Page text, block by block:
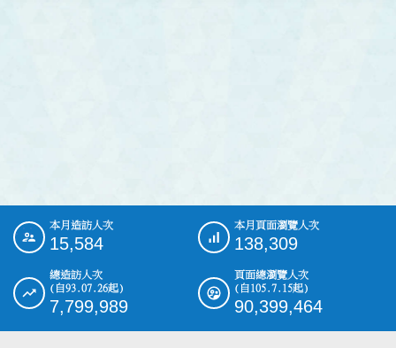
::: 本月造訪人次
15,584
本月頁面瀏覽人次
138,309
總造訪人次
(自93.07.26起)
7,799,989
頁面總瀏覽人次
(自105.7.15起)
90,399,464